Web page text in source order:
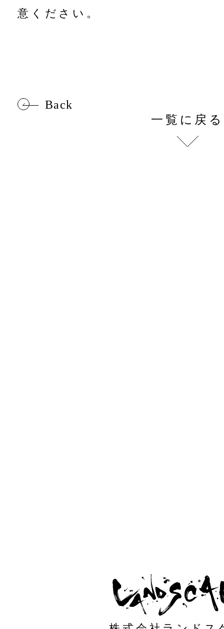
意ください。
Back
一覧に戻る